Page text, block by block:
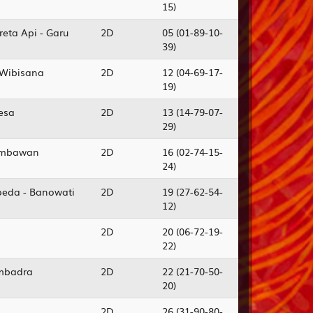
15)
Api - Garu
2D
05 (01-89-10-
39)
2D
12 (04-69-17-
19)
2D
13 (14-79-07-
29)
2D
16 (02-74-15-
24)
- Banowati 2D
19 (27-62-54-
12)
2D
20 (06-72-19-
22)
2D
22 (21-70-50-
20)